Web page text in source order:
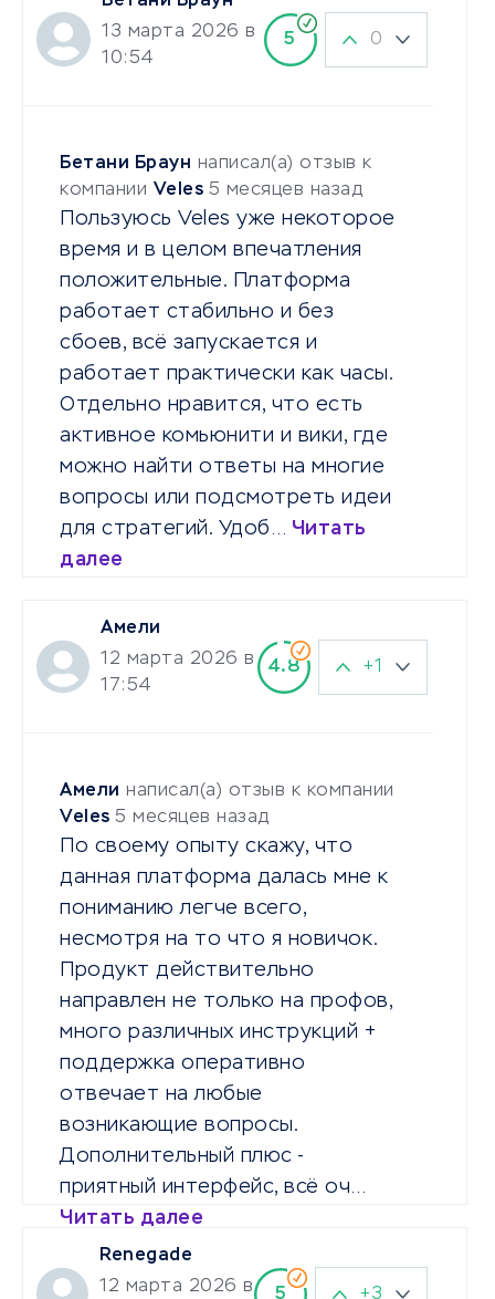
13 марта 2026 в
10:54
5 0
Бетани Браун написал(а) отзыв к
компании Veles 5 месяцев назад
Пользуюсь Veles уже некоторое
время и в целом впечатления
положительные. Платформа
работает стабильно и без
сбоев, всё запускается и
работает практически как часы.
Отдельно нравится, что есть
активное комьюнити и вики, где
можно найти ответы на многие
вопросы или подсмотреть идеи
для стратегий. Удоб… Читать
далее
Амели
12 марта 2026 в
17:54
4.8 +1
Амели написал(а) отзыв к компании
Veles 5 месяцев назад
По своему опыту скажу, что
данная платформа далась мне к
пониманию легче всего,
несмотря на то что я новичок.
Продукт действительно
направлен не только на профов,
много различных инструкций +
поддержка оперативно
отвечает на любые
возникающие вопросы.
Дополнительный плюс -
приятный интерфейс, всё оч…
Читать далее
Renegade
12 марта 2026 в
5 +3